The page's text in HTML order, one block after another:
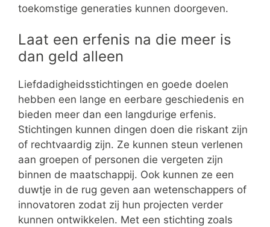
toekomstige generaties kunnen doorgeven.
Laat een erfenis na die meer is
dan geld alleen
Liefdadigheidsstichtingen en goede doelen
hebben een lange en eerbare geschiedenis en
bieden meer dan een langdurige erfenis.
Stichtingen kunnen dingen doen die riskant zijn
of rechtvaardig zijn. Ze kunnen steun verlenen
aan groepen of personen die vergeten zijn
binnen de maatschappij. Ook kunnen ze een
duwtje in de rug geven aan wetenschappers of
innovatoren zodat zij hun projecten verder
kunnen ontwikkelen. Met een stichting zoals